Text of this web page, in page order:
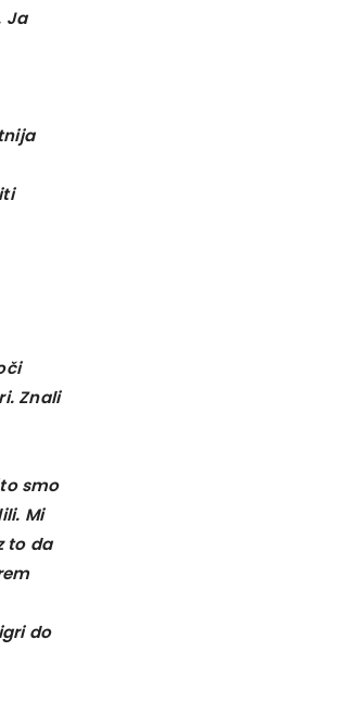
Ja
Znali
smo
Mi
to da
do